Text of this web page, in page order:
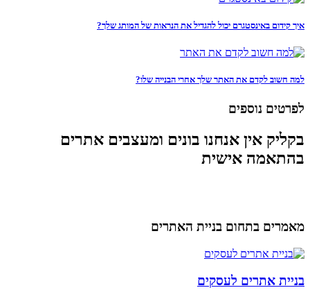
איך קידום באינסטגרם יכול להגדיל את הנראות של המותג שלך?
למה חשוב לקדם את האתר שלך אחרי הבנייה שלו?
לפרטים נוספים
בקליק אין אנחנו בונים ומעצבים אתרים
בהתאמה אישית
מאמרים בתחום בניית האתרים
בניית אתרים לעסקים